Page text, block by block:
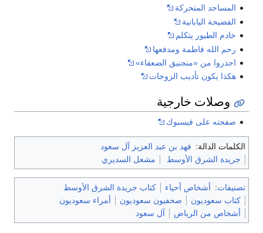
المساجد المتحركة
الفضيحة اليابانية
خادم الطيور يتكلم
رحم الله فاطمة ومدفعها
احذروا من «منجنيق الضعفاء»
هكذا يكون تأديب الزوجات
وصلات خارجية
صفحته على فيسبوك
الكلمات الدالة: فهد بن عبد العزيز آل سعود
جريدة الشرق الأوسط
مشعل السديري
تصنيفات: أشخاص أحياء
كتاب جريدة الشرق الأوسط
كتاب سعوديون
صحفيون سعوديون
أمراء سعوديون
أشخاص من الرياض
آل سعود